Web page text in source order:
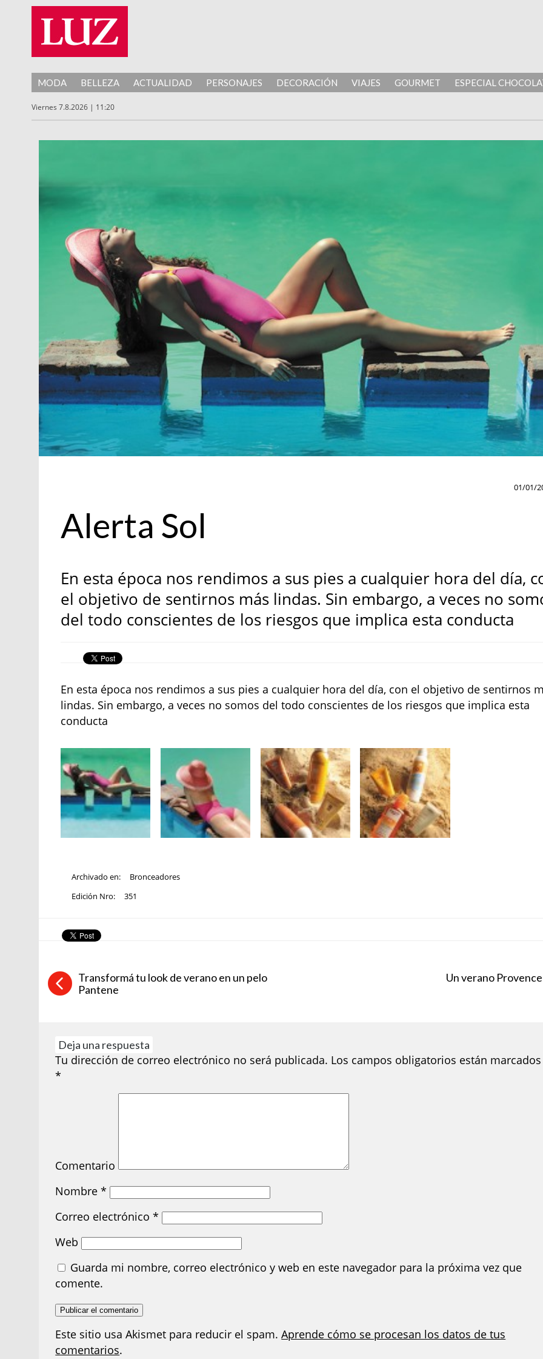
MODA BELLEZA ACTUALIDAD PERSONAJES DECORACIÓN VIAJES GOURMET ESPECIAL
Viernes 7.8.2026 | 11:20
01/01/
Alerta Sol
En esta época nos rendimos a sus pies a cualquier hora del día,
el objetivo de sentirnos más lindas. Sin embargo, a veces no
del todo conscientes de los riesgos que implica esta conducta
En esta época nos rendimos a sus pies a cualquier hora del día, con el objetivo de sentirnos
lindas. Sin embargo, a veces no somos del todo conscientes de los riesgos que implica esta
conducta
Archivado en:
Bronceadores
Edición Nro:
351
Transformá tu look de verano en un pelo
Pantene
Un verano Provence
Deja una respuesta
Tu dirección de correo electrónico no será publicada. Los campos obligatorios están
*
Comentario
Nombre*
Correo electrónico*
Web
Guarda mi nombre, correo electrónico y web en este navegador para la próxima vez que
comente.
Este sitio usa Akismet para reducir el spam.Aprende cómo se procesan los datos de tus
comentarios.